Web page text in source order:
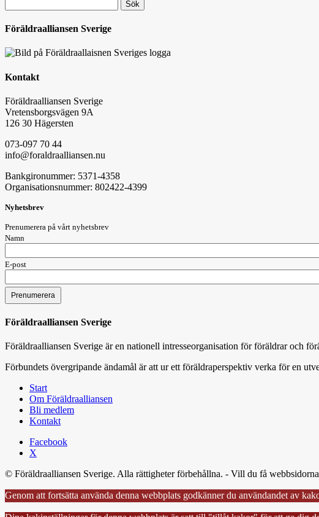
efter:
Föräldraalliansen Sverige
Kontakt
Föräldraalliansen Sverige
Vretensborgsvägen 9A
126 30 Hägersten
073-097 70 44
info@foraldraalliansen.nu
Bankgironummer: 5371-4358
Organisationsnummer: 802422-4399
Nyhetsbrev
Prenumerera på vårt nyhetsbrev
Namn
E-post
Föräldraalliansen Sverige
Föräldraalliansen Sverige är en nationell intresseorganisation för föräldrar och
Förbundets övergripande ändamål är att ur ett föräldraperspektiv verka för en
Start
Om Föräldraalliansen
Bli medlem
Kontakt
Facebook
X
© Föräldraalliansen Sverige. Alla rättigheter förbehållna. - Vill du få
Genom att fortsätta använda denna webbplats godkänner du användandet av